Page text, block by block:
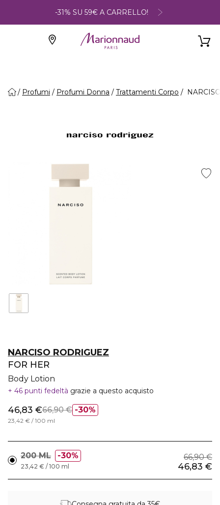
-31% SU 59€ A CARRELLO!
Profumi Profumi Donna Trattamenti Corpo
NARCISO RODRIGUEZ
FOR HER
Body Lotion
46 punti fedeltà grazie a questo acquisto
30%
46,83 €66,90 €
23,42 € / 100 ml
200 ML 30% 66,90 €
46,83 €
23,42 € / 100 ml